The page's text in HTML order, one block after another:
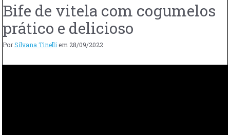
Bife de vitela com cogumelos
prático e delicioso
PorSilvana Tinelli em 28/09/2022